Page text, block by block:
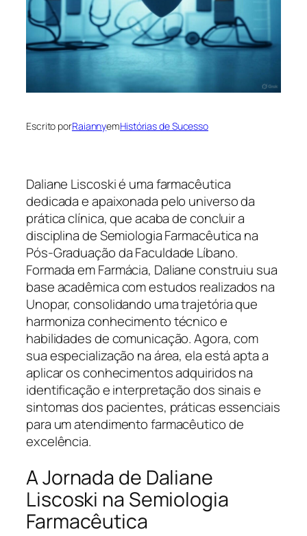
Escrito porRaiannyemHistórias de Sucesso
Daliane Liscoski é uma farmacêutica
dedicada e apaixonada pelo universo da
prática clínica, que acaba de concluir a
disciplina de Semiologia Farmacêutica na
Pós-Graduação da Faculdade Líbano.
Formada em Farmácia, Daliane construiu sua
base acadêmica com estudos realizados na
Unopar, consolidando uma trajetória que
harmoniza conhecimento técnico e
habilidades de comunicação. Agora, com
sua especialização na área, ela está apta a
aplicar os conhecimentos adquiridos na
identificação e interpretação dos sinais e
sintomas dos pacientes, práticas essenciais
para um atendimento farmacêutico de
excelência.
A Jornada de Daliane
Liscoski na Semiologia
Farmacêutica